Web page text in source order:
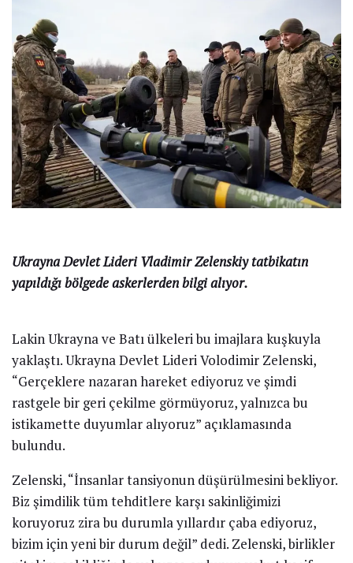
Muhtemel bir Rus saldırısına karşı teyakkuz durumunda
olan Ukrayna ordusu tatbikatlarına devam ediyor.
NATO Savunma Bakanları bugün Brüksel’de Ukrayna-
Rusya krizini konuşmak için bir ortaya geldi.
NATO Genel Sekreteri Jens Stoltenberg, müttefiklerin
devam eden diplomatik çalışmalara olumlu baktığını,
Stoltenberg, “Rusya’dan da diplomatik çalışmalara
olumlu baktıkları istikametinde işaretler var fakat
şimdi tansiyonu düşürme konusunda bir hareket
görmedik” dedi.
NATO’nun Rusya’ya karşı tehdit oluşturmadığını ve
“savunma” hedefli adımlar attığını söyleyen
Stoltenberg, ittifakın bölgenin güneydoğusunda yeni
muharebe kümeleri kurarak durumu takip edeceğini
belirtti.